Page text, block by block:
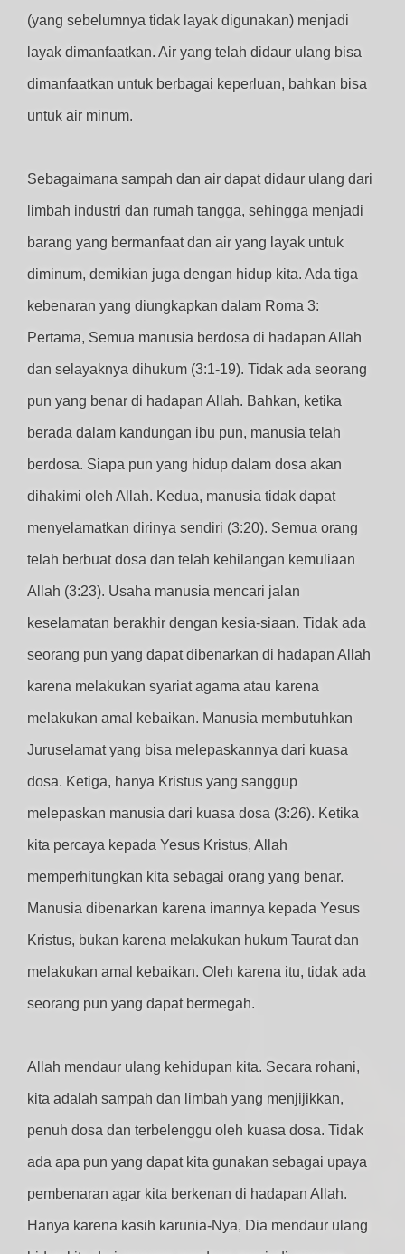
(yang sebelumnya tidak layak digunakan) menjadi
layak dimanfaatkan. Air yang telah didaur ulang bisa
dimanfaatkan untuk berbagai keperluan, bahkan bisa
untuk air minum.
Sebagaimana sampah dan air dapat didaur ulang dari
limbah industri dan rumah tangga, sehingga menjadi
barang yang bermanfaat dan air yang layak untuk
diminum, demikian juga dengan hidup kita. Ada tiga
kebenaran yang diungkapkan dalam Roma 3:
Pertama, Semua manusia berdosa di hadapan Allah
dan selayaknya dihukum (3:1-19). Tidak ada seorang
pun yang benar di hadapan Allah. Bahkan, ketika
berada dalam kandungan ibu pun, manusia telah
berdosa. Siapa pun yang hidup dalam dosa akan
dihakimi oleh Allah. Kedua, manusia tidak dapat
menyelamatkan dirinya sendiri (3:20). Semua orang
telah berbuat dosa dan telah kehilangan kemuliaan
Allah (3:23). Usaha manusia mencari jalan
keselamatan berakhir dengan kesia-siaan. Tidak ada
seorang pun yang dapat dibenarkan di hadapan Allah
karena melakukan syariat agama atau karena
melakukan amal kebaikan. Manusia membutuhkan
Juruselamat yang bisa melepaskannya dari kuasa
dosa. Ketiga, hanya Kristus yang sanggup
melepaskan manusia dari kuasa dosa (3:26). Ketika
kita percaya kepada Yesus Kristus, Allah
memperhitungkan kita sebagai orang yang benar.
Manusia dibenarkan karena imannya kepada Yesus
Kristus, bukan karena melakukan hukum Taurat dan
melakukan amal kebaikan. Oleh karena itu, tidak ada
seorang pun yang dapat bermegah.
Allah mendaur ulang kehidupan kita. Secara rohani,
kita adalah sampah dan limbah yang menjijikkan,
penuh dosa dan terbelenggu oleh kuasa dosa. Tidak
ada apa pun yang dapat kita gunakan sebagai upaya
pembenaran agar kita berkenan di hadapan Allah.
Hanya karena kasih karunia-Nya, Dia mendaur ulang